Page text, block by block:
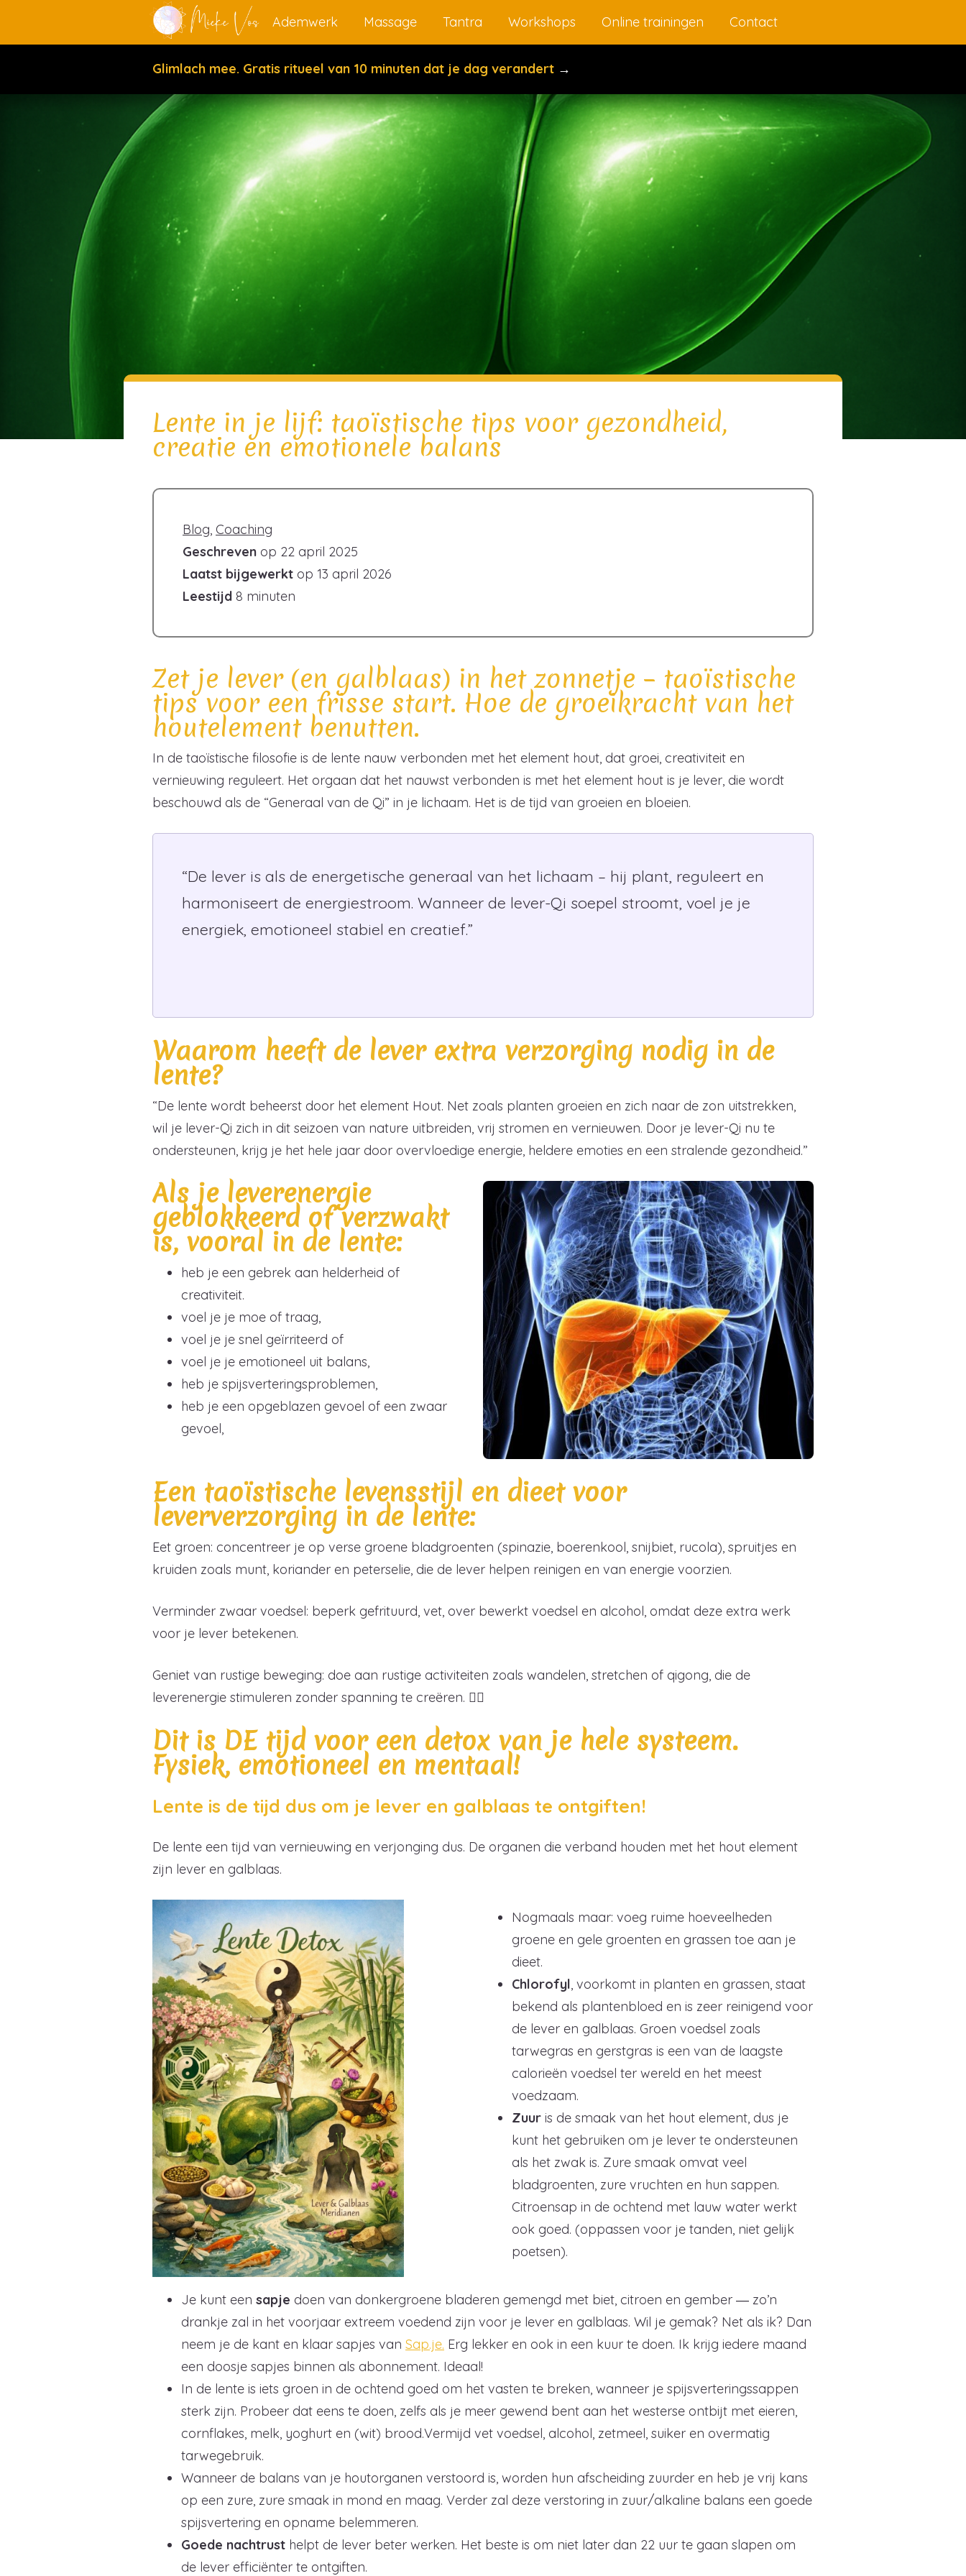
Ademwerk Massage Tantra Workshops Online trainingen Contact
Glimlach mee. Gratis ritueel van 10 minuten dat je dag verandert →
Lente in je lijf: taoïstische tips voor gezondheid,
creatie en emotionele balans
Blog, Coaching
Geschreven op 22 april 2025
Laatst bijgewerkt op 13 april 2026
Leestijd 8 minuten
Zet je lever (en galblaas) in het zonnetje – taoïstische
tips voor een frisse start. Hoe de groeikracht van het
houtelement benutten.
In de taoïstische filosofie is de lente nauw verbonden met het element hout, dat groei, creativiteit en
vernieuwing reguleert. Het orgaan dat het nauwst verbonden is met het element hout is je lever, die wordt
beschouwd als de “Generaal van de Qi” in je lichaam. Het is de tijd van groeien en bloeien.
“De lever is als de energetische generaal van het lichaam – hij plant, reguleert en
harmoniseert de energiestroom. Wanneer de lever-Qi soepel stroomt, voel je je
energiek, emotioneel stabiel en creatief.”
Waarom heeft de lever extra verzorging nodig in de
lente?
“De lente wordt beheerst door het element Hout. Net zoals planten groeien en zich naar de zon uitstrekken,
wil je lever-Qi zich in dit seizoen van nature uitbreiden, vrij stromen en vernieuwen. Door je lever-Qi nu te
ondersteunen, krijg je het hele jaar door overvloedige energie, heldere emoties en een stralende gezondheid.”
Als je leverenergie
geblokkeerd of verzwakt
is, vooral in de lente:
heb je een gebrek aan helderheid of
creativiteit.
voel je je moe of traag,
voel je je snel geïrriteerd of
voel je je emotioneel uit balans,
heb je spijsverteringsproblemen,
heb je een opgeblazen gevoel of een zwaar
gevoel,
Een taoïstische levensstijl en dieet voor
leververzorging in de lente:
Eet groen: concentreer je op verse groene bladgroenten (spinazie, boerenkool, snijbiet, rucola), spruitjes en
kruiden zoals munt, koriander en peterselie, die de lever helpen reinigen en van energie voorzien.
Verminder zwaar voedsel: beperk gefrituurd, vet, over bewerkt voedsel en alcohol, omdat deze extra werk
voor je lever betekenen.
Geniet van rustige beweging: doe aan rustige activiteiten zoals wandelen, stretchen of qigong, die de
leverenergie stimuleren zonder spanning te creëren. 👇🏻
Dit is DE tijd voor een detox van je hele systeem.
Fysiek, emotioneel en mentaal!
Lente is de tijd dus om je lever en galblaas te ontgiften!
De lente een tijd van vernieuwing en verjonging dus. De organen die verband houden met het hout element
zijn lever en galblaas.
Nogmaals maar: voeg ruime hoeveelheden
groene en gele groenten en grassen toe aan je
dieet.
Chlorofyl , voorkomt in planten en grassen, staat
bekend als plantenbloed en is zeer reinigend voor
de lever en galblaas. Groen voedsel zoals
tarwegras en gerstgras is een van de laagste
calorieën voedsel ter wereld en het meest
voedzaam.
Zuur is de smaak van het hout element, dus je
kunt het gebruiken om je lever te ondersteunen
als het zwak is. Zure smaak omvat veel
bladgroenten, zure vruchten en hun sappen.
Citroensap in de ochtend met lauw water werkt
ook goed. (oppassen voor je tanden, niet gelijk
poetsen).
Je kunt een sapje doen van donkergroene bladeren gemengd met biet, citroen en gember ― zo’n
drankje zal in het voorjaar extreem voedend zijn voor je lever en galblaas. Wil je gemak? Net als ik? Dan
neem je de kant en klaar sapjes van Sap.je. Erg lekker en ook in een kuur te doen. Ik krijg iedere maand
een doosje sapjes binnen als abonnement. Ideaal!
In de lente is iets groen in de ochtend goed om het vasten te breken, wanneer je spijsverteringssappen
sterk zijn. Probeer dat eens te doen, zelfs als je meer gewend bent aan het westerse ontbijt met eieren,
cornflakes, melk, yoghurt en (wit) brood.Vermijd vet voedsel, alcohol, zetmeel, suiker en overmatig
tarwegebruik.
Wanneer de balans van je houtorganen verstoord is, worden hun afscheiding zuurder en heb je vrij kans
op een zure, zure smaak in mond en maag. Verder zal deze verstoring in zuur/alkaline balans een goede
spijsvertering en opname belemmeren.
Goede nachtrust helpt de lever beter werken. Het beste is om niet later dan 22 uur te gaan slapen om
de lever efficiënter te ontgiften.